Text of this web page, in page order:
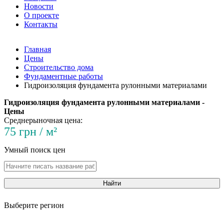
Новости
О проекте
Контакты
Главная
Цены
Строительство дома
Фундаментные работы
Гидроизоляция фундамента рулонными материалами
Гидроизоляция фундамента рулонными материалами -
Цены
Среднерыночная цена:
75 грн / м²
Умный поиск цен
Найти
Выберите регион